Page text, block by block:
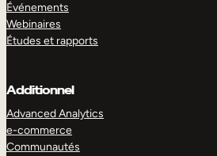
Événements
Webinaires
Études et rapports
Additionnel
Advanced Analytics
e-commerce
Communautés